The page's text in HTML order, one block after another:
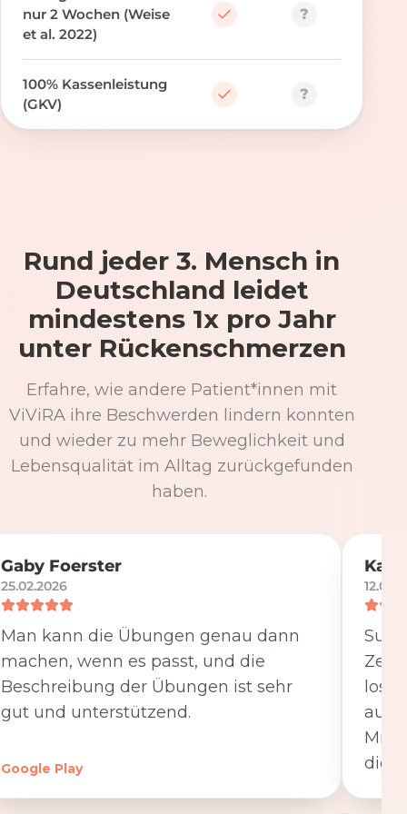
nur 2 Wochen (Weise
et al. 2022)
?
100% Kassenleistung
(GKV)
?
Rund jeder 3. Mensch in
Deutschland leidet
mindestens 1x pro Jahr
unter Rückenschmerzen
Erfahre, wie andere Patient*innen mit
ViViRA ihre Beschwerden lindern konnten
und wieder zu mehr Beweglichkeit und
Lebensqualität im Alltag zurückgefunden
haben.
Gaby Foerster
25.02.2026
Man kann die Übungen genau dann
machen, wenn es passt, und die
Beschreibung der Übungen ist sehr
gut und unterstützend.
Google Play
Zeit
die